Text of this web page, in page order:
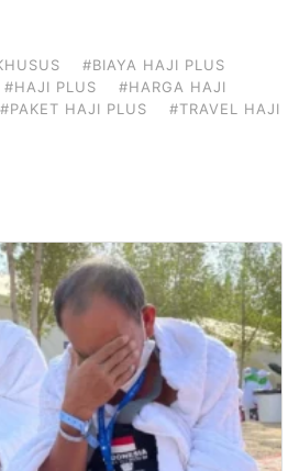
#BIAYA HAJI PLUS
#HAJI PLUS
#HARGA HAJI
#PAKET HAJI PLUS
#TRAVEL HAJI